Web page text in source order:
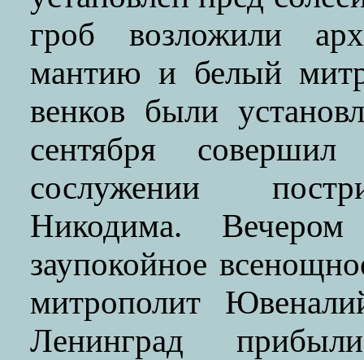
гроб возложили
мантию и белый
венков были
сентября
сослужении
Никодима.
заупокойное
митрополит
Ленинград